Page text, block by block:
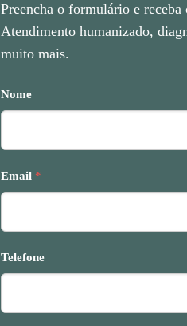
Preencha o formulário e
Atendimento humanizado,
muito mais.
Nome
Email *
Telefone